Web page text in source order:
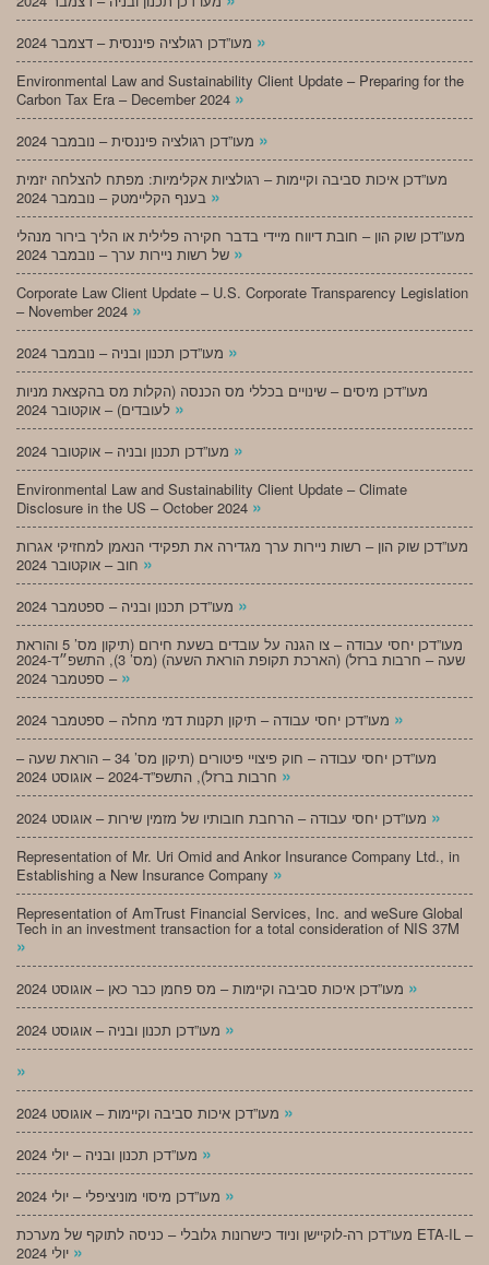
»
Environmental Law and Sustainability Client Update – Preparing for the
Carbon Tax Era – December 2024 »
»
מעו”דכן איכות סביבה וקיימות – רגולציות אקלימיות: מפתח להצלחה יזמית
»
מעו”דכן שוק הון – חובת דיווח מיידי בדבר חקירה פלילית או הליך בירור מנהלי
»
Corporate Law Client Update – U.S. Corporate Transparency Legislation
– November 2024 »
»
מעו”דכן מיסים – שינויים בכללי מס הכנסה (הקלות מס בהקצאת מניות
»
»
Environmental Law and Sustainability Client Update – Climate
Disclosure in the US – October 2024 »
מעו”דכן שוק הון – רשות ניירות ערך מגדירה את תפקידי הנאמן למחזיקי אגרות
»
»
מעו”דכן יחסי עבודה – צו הגנה על עובדים בשעת חירום (תיקון מס’ 5 והוראת
שעה – חרבות ברזל) (הארכת תקופת הוראת השעה) (מס’ 3), התשפ״ד-2024
– ספטמבר 2024 »
»
מעו”דכן יחסי עבודה – חוק פיצויי פיטורים (תיקון מס’ 34 – הוראת שעה –
»
»
Representation of Mr. Uri Omid and Ankor Insurance Company Ltd., in
Establishing a New Insurance Company »
Representation of AmTrust Financial Services, Inc. and weSure Global
Tech in an investment transaction for a total consideration of NIS 37M
»
»
»
»
»
»
»
מעו”דכן רה-לוקיישן וניוד כישרונות גלובלי – כניסה לתוקף של מערכת ETA-IL –
»